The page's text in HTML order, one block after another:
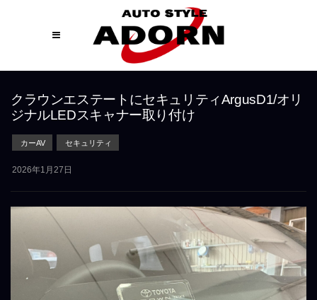
クラウンエステートにセキュリティArgusD1/オリ
ジナルLEDスキャナー取り付け
カーAV セキュリティ
2026年1月27日